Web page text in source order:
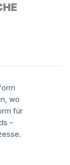
wo
für
–